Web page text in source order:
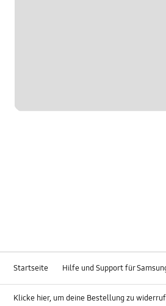
Startseite Hilfe und Support für
Klicke hier, um deine Bestellung zu